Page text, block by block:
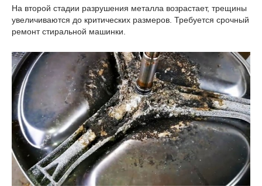
На второй стадии разрушения металла возрастает, трещины
увеличиваются до критических размеров. Требуется срочный
ремонт стиральной машинки.